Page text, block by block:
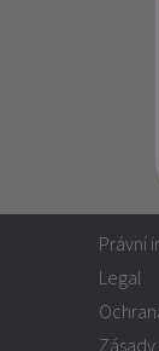
Právní
Legal